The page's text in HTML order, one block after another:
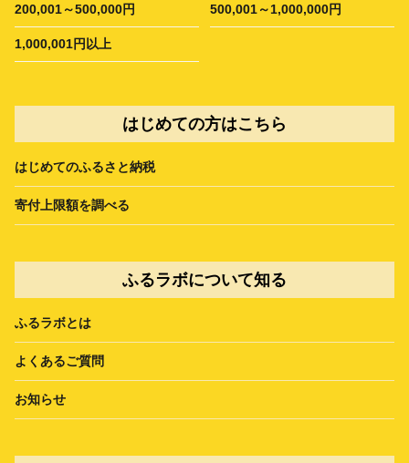
200,001～500,000円 500,001～1,000,000円
1,000,001円以上
はじめての方はこちら
はじめてのふるさと納税
寄付上限額を調べる
ふるラボについて知る
ふるラボとは
よくあるご質問
お知らせ